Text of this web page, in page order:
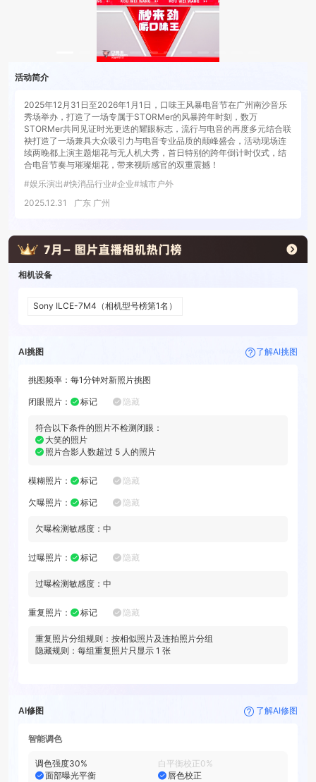
活动简介
2025年12月31日至2026年1月1日，口味王风暴电音节在广州南沙音乐
秀场举办，打造了一场专属于STORMer的风暴跨年时刻，数万
STORMer共同见证时光更迭的耀眼标志，流行与电音的再度多元结合联
袂打造了一场兼具大众吸引力与电音专业品质的颠峰盛会，活动现场连
续两晚都上演主题烟花与无人机大秀，首日特别的跨年倒计时仪式，结
合电音节奏与璀璨烟花，带来视听感官的双重震撼！
#娱乐演出#快消品行业#企业#城市户外
2025.12.31
广东 广州
相机设备
Sony ILCE-7M4 （相机型号榜第1名）
AI挑图 了解AI挑图
挑图频率： 每1分钟对新照片挑图
闭眼照片 ： 标记 隐藏
符合以下条件的照片不检测闭眼：
大笑的照片
照片合影人数超过 5 人的照片
模糊照片 ： 标记 隐藏
欠曝照片 ： 标记 隐藏
欠曝检测敏感度： 中
过曝照片 ： 标记 隐藏
过曝检测敏感度： 中
重复照片 ： 标记 隐藏
重复照片分组规则： 按相似照片及连拍照片分组
隐藏规则：每组重复照片只显示 1 张
AI修图 了解AI修图
智能调色
调色强度30% 白平衡校正0%
面部曝光平衡
唇色校正